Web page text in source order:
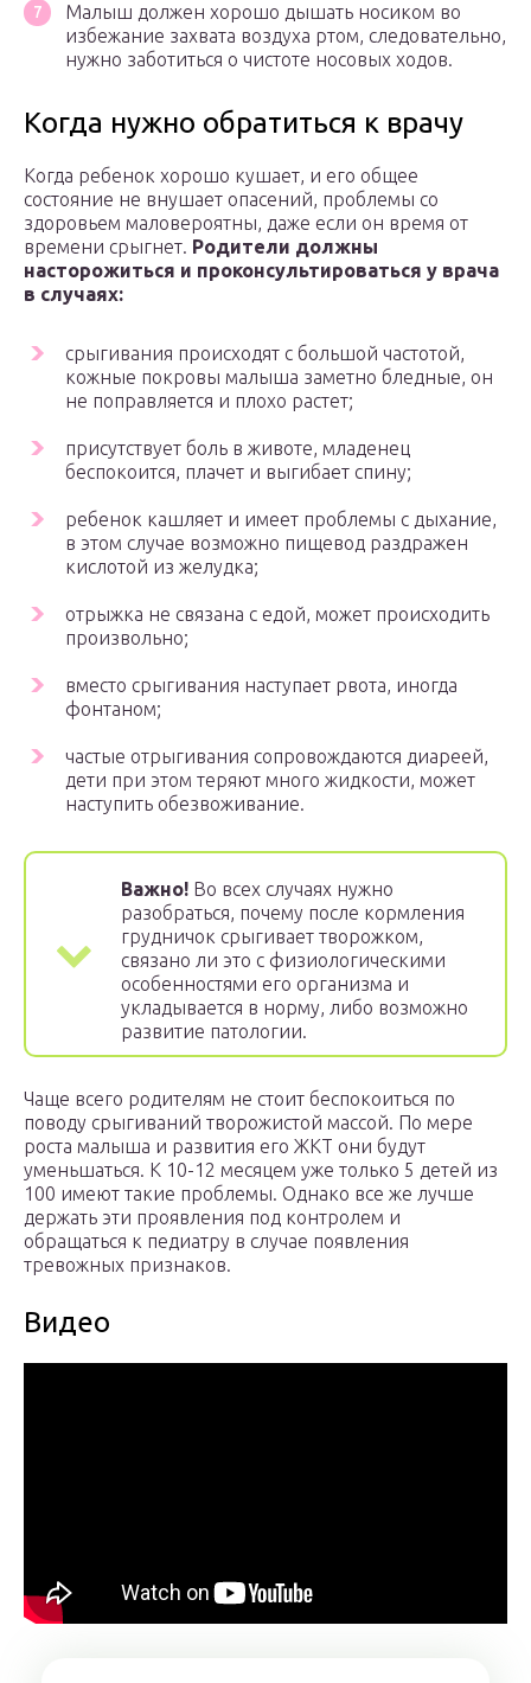
Малыш должен хорошо дышать носиком во
избежание захвата воздуха ртом, следовательно,
нужно заботиться о чистоте носовых ходов.
Когда нужно обратиться к врачу
Когда ребенок хорошо кушает, и его общее
состояние не внушает опасений, проблемы со
здоровьем маловероятны, даже если он время от
времени срыгнет. Родители должны
насторожиться и проконсультироваться у врача
в случаях:
срыгивания происходят с большой частотой,
кожные покровы малыша заметно бледные, он
не поправляется и плохо растет;
присутствует боль в животе, младенец
беспокоится, плачет и выгибает спину;
ребенок кашляет и имеет проблемы с дыхание,
в этом случае возможно пищевод раздражен
кислотой из желудка;
отрыжка не связана с едой, может происходить
произвольно;
вместо срыгивания наступает рвота, иногда
фонтаном;
частые отрыгивания сопровождаются диареей,
дети при этом теряют много жидкости, может
наступить обезвоживание.
Важно! Во всех случаях нужно
разобраться, почему после кормления
грудничок срыгивает творожком,
связано ли это с физиологическими
особенностями его организма и
укладывается в норму, либо возможно
развитие патологии.
Чаще всего родителям не стоит беспокоиться по
поводу срыгиваний творожистой массой. По мере
роста малыша и развития его ЖКТ они будут
уменьшаться. К 10-12 месяцем уже только 5 детей из
100 имеют такие проблемы. Однако все же лучше
держать эти проявления под контролем и
обращаться к педиатру в случае появления
тревожных признаков.
Видео